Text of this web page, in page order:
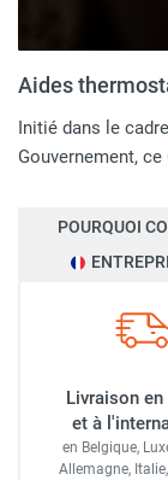
Aides
Initié dans le
Gouvernement,
POURQUOI
Livraison en
et à
en Belgique,
Allemagne,